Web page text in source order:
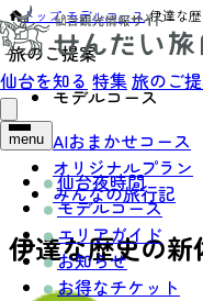
仙台を知る 特集旅のご
menu
仙台夜時間
モデルコース
エリアガイド
お知らせ
お得なチケット
トップ›モデルコース›伊達な
旅のご提案
モデルコース
AIおまかせコース
オリジナルプラン
みんなの旅行記
伊達な歴史の新